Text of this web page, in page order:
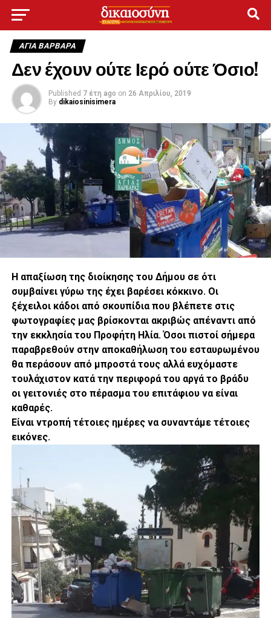
ΑΓΙΑ ΒΑΡΒΑΡΑ
Δεν έχουν ούτε Ιερό ούτε Όσιο!
Published 7 έτη ago on 26 Απριλίου, 2019
By dikaiosinisimera
Η απαξίωση της διοίκησης του Δήμου σε ότι
συμβαίνει γύρω της έχει βαρέσει κόκκινο. Οι
ξέχειλοι κάδοι από σκουπίδια που βλέπετε στις
φωτογραφίες μας βρίσκονται ακριβώς απέναντι από
την εκκλησία του Προφήτη Ηλία. Όσοι πιστοί σήμερα
παραβρεθούν στην αποκαθήλωση του εσταυρωμένου
θα περάσουν από μπροστά τους αλλά ευχόμαστε
τουλάχιστον κατά την περιφορά του αργά το βράδυ
οι γειτονιές στο πέρασμα του επιτάφιου να είναι
καθαρές.
Είναι ντροπή τέτοιες ημέρες να συναντάμε τέτοιες
εικόνες.